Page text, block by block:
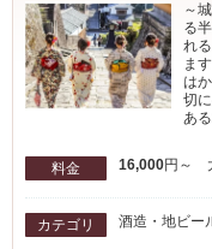
～
る
れ
ま
は
切
あ
料金 16,000円～
カテゴリ 酒造・地ビー